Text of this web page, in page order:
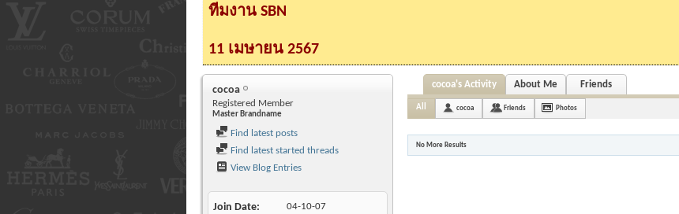
ทีมงาน SBN
11 เมษายน 2567
cocoa
Registered Member
Master Brandname
Find latest posts
Find latest started threads
View Blog Entries
Join Date 04-10-07
cocoa's Activity About Me Friends
All cocoa Friends Photos
No More Results